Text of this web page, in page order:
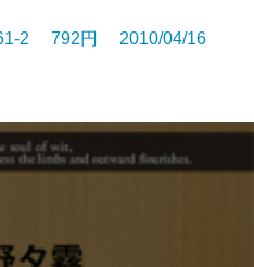
2 792円 2010/04/16